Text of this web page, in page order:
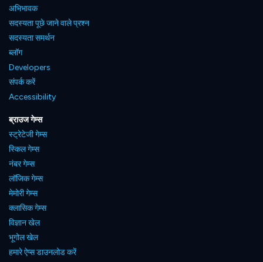
अभिभावक
सदस्यता पूछे जाने वाले प्रश्न
सदस्यता समर्थन
ब्लॉग
Developers
संपर्क करें
Accessibility
ब्राउज गेम्स
स्ट्रेटेजी गेम्स
स्किल गेम्स
नंबर गेम्स
लॉजिक गेम्स
मेमोरी गेम्स
क्लासिक गेम्स
विज्ञान खेल
भूगोल खेल
हमारे ऐप्स डाउनलोड करें